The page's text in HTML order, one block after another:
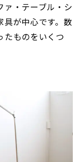
ァ・テーブル・シ
具が中心です。数
たものをいくつ